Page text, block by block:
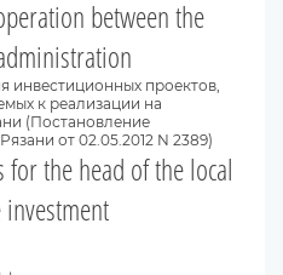
between the
инвестиционных проектов,
к реализации на
(Постановление
от 02.05.2012 N 2389)
the head of the local